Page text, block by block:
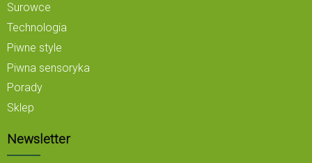
Surowce
Technologia
Piwne style
Piwna sensoryka
Porady
Sklep
Newsletter